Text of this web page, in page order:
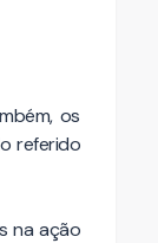
os
referido
na ação